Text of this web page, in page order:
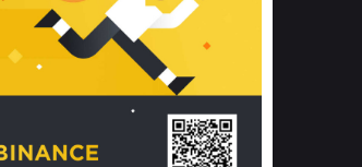
2. Các tiêu chí vàng khi lựa chọn
chăn ga gối đệm cao cấp cho phòng
ngủ
Để sở hữu một bộ chăn ga gối đệm
cao cấp hoàn hảo cả về thẩm mỹ lẫn
công năng, người tiêu dùng cần cân
nhắc kỹ lưỡng các tiêu chí quan trọng